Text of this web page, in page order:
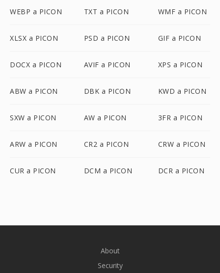
WEBP a PICON TXT a PICON WMF a PICON
XLSX a PICON PSD a PICON GIF a PICON
DOCX a PICON AVIF a PICON XPS a PICON
ABW a PICON DBK a PICON KWD a PICON
SXW a PICON AW a PICON 3FR a PICON
ARW a PICON CR2 a PICON CRW a PICON
CUR a PICON DCM a PICON DCR a PICON
About
Security